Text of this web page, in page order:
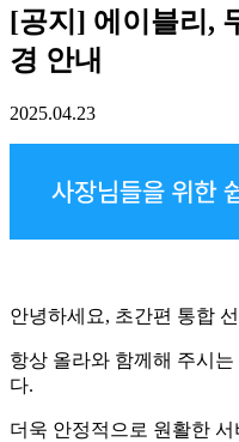
[공지] 에이블리,
경 안내
2025.04.23
안녕하세요, 초간편 통합
항상 올라와 함께해 주시
다.
더욱 안정적으로 원활한